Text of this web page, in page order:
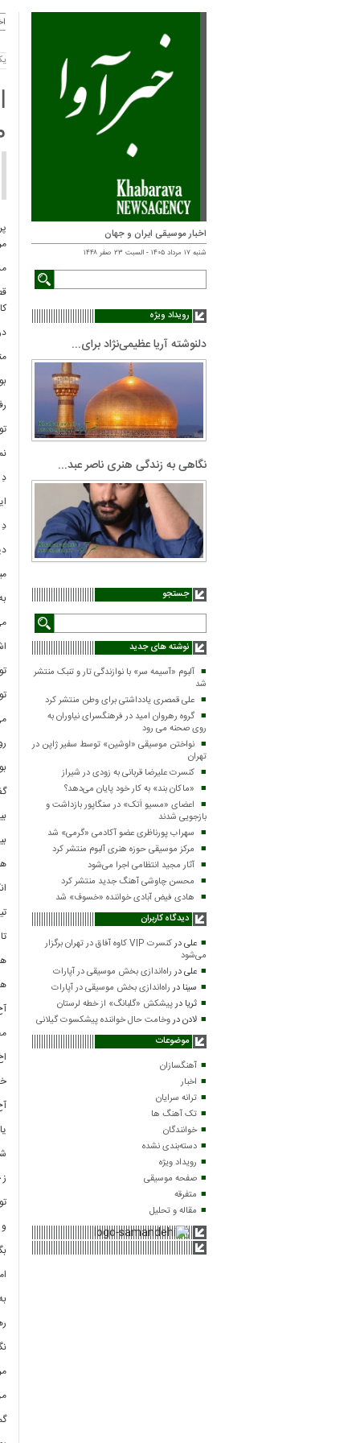
اخبار موسیقی ایران و جهان
شنبه ۱۷ مرداد ۱۴۰۵ - السبت ۲۳ صفر ۱۴۴۸
رویداد ویژه
دلنوشته آریا عظیمی‌نژاد برای...
نگاهی به زندگی هنری ناصر عبد...
جستجو
نوشته های جدید
آلبوم «آسیمه سر» با نوازندگی تار و تنبک منتشر
شد
علی قمصری یادداشتی برای وطن منتشر کرد
گروه رهروان امید در فرهنگسرای نیاوران به
روی صحنه می رود
نواختن موسیقی «اوشین» توسط سفیر ژاپن در
تهران
کنسرت علیرضا قربانی به زودی در شیراز
«ماکان بند» به کار خود پایان می‌دهد؟
اعضای «مسیو اَتک» در سنگاپور بازداشت و
بازجویی شدند
سهراب پورناظری عضو آکادمی «گرمی» شد
مرکز موسیقی حوزه هنری آلبوم منتشر کرد
آثار مجید انتظامی اجرا می‌شود
محسن چاوشی آهنگ جدید منتشر کرد
هادی فیض آبادی خواننده «خسوف» شد
دیدگاه کاربران
علیدر
کنسرت VIP کاوه آفاق در تهران برگزار
می‌شود
علیدرراه‌اندازی بخش موسیقی در آپارات
سینا درراه‌اندازی بخش موسیقی در آپارات
ثریا درپیشکش «گلبانگ» از خطه لرستان
لادندروخامت حال خواننده پیشکسوت گیلانی
موضوعات
آهنگسازان
اخبار
ترانه سرایان
تک آهنگ ها
خوانندگان
دسته‌بندی نشده
رویداد ویژه
صفحه موسیقی
متفرقه
مقاله و تحلیل